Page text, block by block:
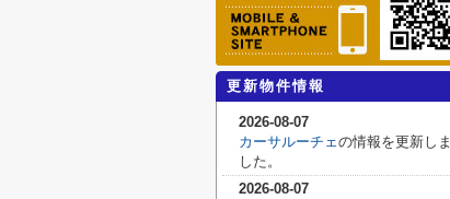
更新物件情報
2026-08-07
カーサルーチェの情報を更新しま
した。
2026-08-07